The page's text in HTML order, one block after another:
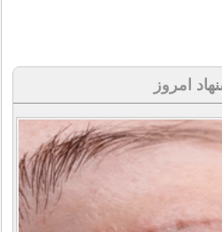
امروز